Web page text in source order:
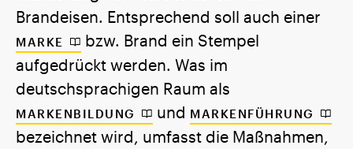
Brandeisen. Entsprechend soll auch einer
MARKE
bzw. Brand ein Stempel
aufgedrückt werden. Was im
deutschsprachigen Raum als
MARKENBILDUNG und MARKENFÜHRUNG
bezeichnet wird, umfasst die Maßnahmen,